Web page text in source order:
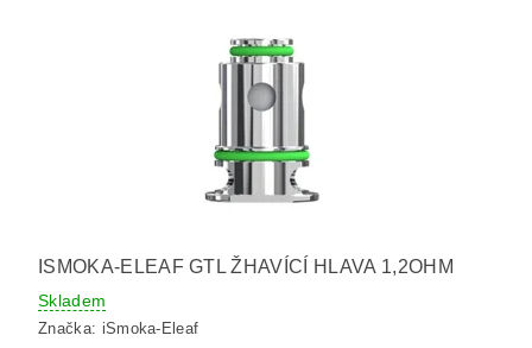
ISMOKA-ELEAF GTL ŽHAVÍCÍ HLAVA 1,2OHM
Skladem
Značka: iSmoka-Eleaf